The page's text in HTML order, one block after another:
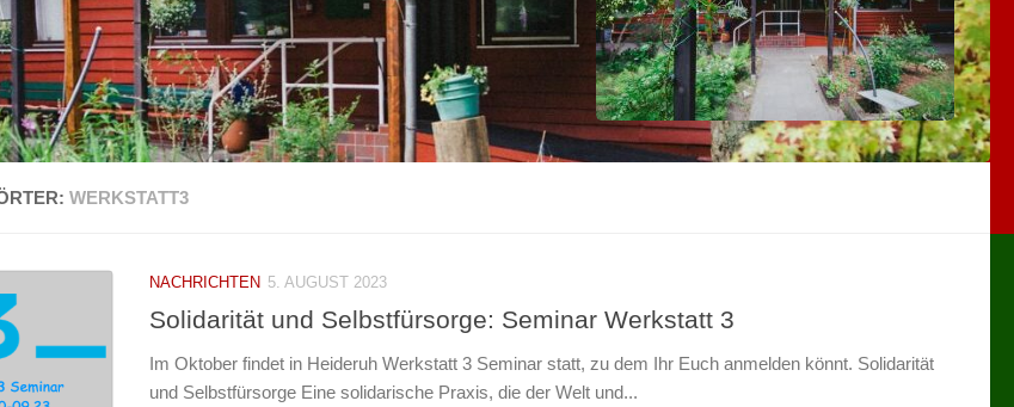
WERKSTATT3
NACHRICHTEN 5. AUGUST 2023
Solidarität und Selbstfürsorge: Seminar Werkstatt 3
Im Oktober findet in Heideruh Werkstatt 3 Seminar statt, zu dem Ihr Euch anmelden könnt. Solidarität
und Selbstfürsorge Eine solidarische Praxis, die der Welt und...